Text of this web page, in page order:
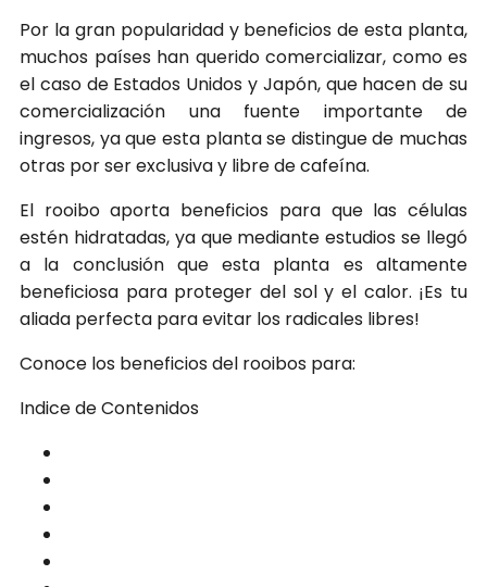
Por la gran popularidad y beneficios de esta planta,
muchos países han querido comercializar, como es
el caso de Estados Unidos y Japón, que hacen de su
comercialización una fuente importante de
ingresos, ya que esta planta se distingue de muchas
otras por ser exclusiva y libre de cafeína.
El rooibo aporta beneficios para que las células
estén hidratadas, ya que mediante estudios se llegó
a la conclusión que esta planta es altamente
beneficiosa para proteger del sol y el calor. ¡Es tu
aliada perfecta para evitar los radicales libres!
Conoce los beneficios del rooibos para:
Indice de Contenidos